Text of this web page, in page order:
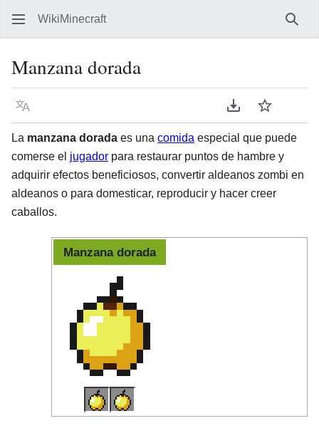
WikiMinecraft
Manzana dorada
Idioma Descargar en
Vigilar
La manzana dorada es una comida especial que puede
comerse el jugador para restaurar puntos de hambre y
adquirir efectos beneficiosos, convertir aldeanos zombi en
aldeanos o para domesticar, reproducir y hacer creer
caballos.
Manzana dorada